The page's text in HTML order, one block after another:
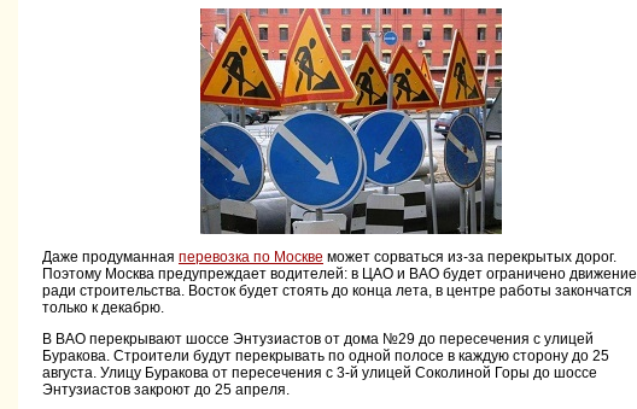
Даже продуманная перевозка по Москве может сорваться из-за перекрытых дорог.
Поэтому Москва предупреждает водителей: в ЦАО и ВАО будет ограничено движение
ради строительства. Восток будет стоять до конца лета, в центре работы закончатся
только к декабрю.
В ВАО перекрывают шоссе Энтузиастов от дома №29 до пересечения с улицей
Буракова. Строители будут перекрывать по одной полосе в каждую сторону до 25
августа. Улицу Буракова от пересечения с 3-й улицей Соколиной Горы до шоссе
Энтузиастов закроют до 25 апреля.